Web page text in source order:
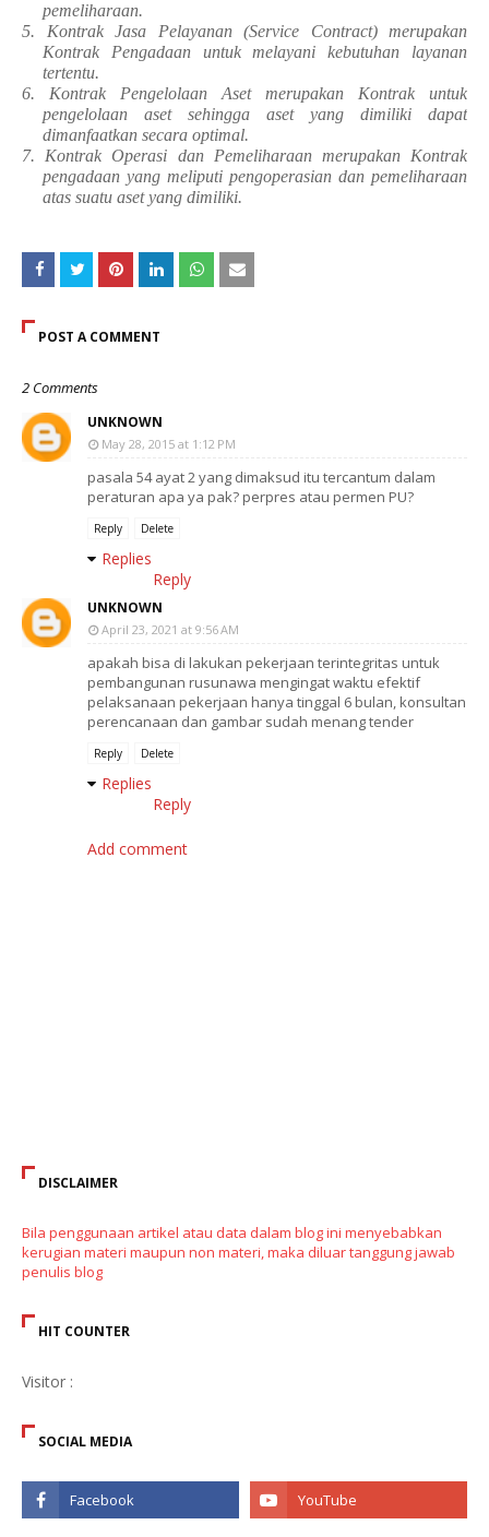
pemeliharaan.
5. Kontrak Jasa Pelayanan (Service Contract) merupakan
Kontrak Pengadaan untuk melayani kebutuhan layanan
tertentu.
6. Kontrak Pengelolaan Aset merupakan Kontrak untuk
pengelolaan aset sehingga aset yang dimiliki dapat
dimanfaatkan secara optimal.
7. Kontrak Operasi dan Pemeliharaan merupakan Kontrak
pengadaan yang meliputi pengoperasian dan pemeliharaan
atas suatu aset yang dimiliki.
POST A COMMENT
2 Comments
UNKNOWN
May 28, 2015 at 1:12 PM
pasala 54 ayat 2 yang dimaksud itu tercantum dalam
peraturan apa ya pak? perpres atau permen PU?
Reply Delete
Replies
Reply
UNKNOWN
April 23, 2021 at 9:56 AM
apakah bisa di lakukan pekerjaan terintegritas untuk
pembangunan rusunawa mengingat waktu efektif
pelaksanaan pekerjaan hanya tinggal 6 bulan, konsultan
perencanaan dan gambar sudah menang tender
Reply Delete
Replies
Reply
Add comment
DISCLAIMER
Bila penggunaan artikel atau data dalam blog ini menyebabkan
kerugian materi maupun non materi, maka diluar tanggung jawab
penulis blog
HIT COUNTER
Visitor :
SOCIAL MEDIA